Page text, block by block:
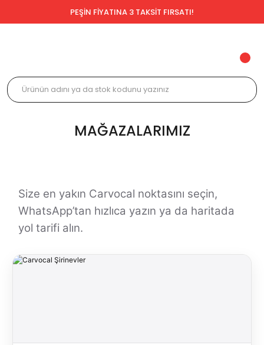
PEŞİN FİYATINA 3 TAKSİT FIRSATI!
MAĞAZALARIMIZ
Size en yakın Carvocal noktasını seçin,
WhatsApp’tan hızlıca yazın ya da haritada
yol tarifi alın.